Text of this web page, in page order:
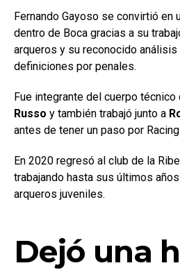
Fernando Gayoso se convirtió en
dentro de Boca gracias a su
arqueros y su reconocido
definiciones por penales.
Fue integrante del cuerpo técnico
Russo y también trabajó junto a
antes de tener un paso por Racing
En 2020 regresó al club de la
trabajando hasta sus últimos
arqueros juveniles.
Dejó una